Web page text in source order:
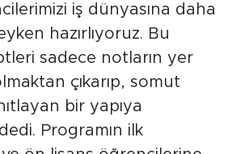
iş dünyasına daha
hazırlıyoruz. Bu
sadece notların yer
çıkarıp, somut
bir yapıya
Programın ilk